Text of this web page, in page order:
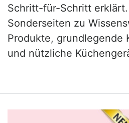
Schritt-für-Schritt
Sonderseiten zu
Produkte, grundlegende
und nützliche